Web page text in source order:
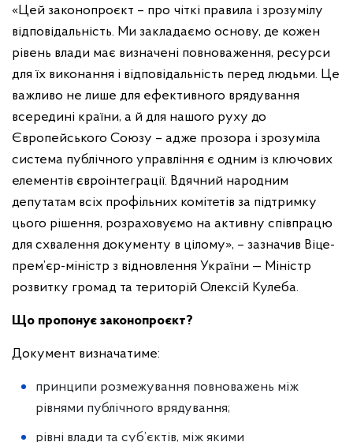
«Цей законопроєкт – про чіткі правила і зрозумілу
відповідальність. Ми закладаємо основу, де кожен
рівень влади має визначені повноваження, ресурси
для їх виконання і відповідальність перед людьми. Це
важливо не лише для ефективного врядування
всередині країни, а й для нашого руху до
Європейського Союзу – адже прозора і зрозуміла
система публічного управління є одним із ключових
елементів євроінтеграції. Вдячний народним
депутатам всіх профільних комітетів за підтримку
цього рішення, розраховуємо на активну співпрацю
для схвалення документу в цілому», – зазначив Віце-
прем’єр-міністр з відновлення України — Міністр
розвитку громад та територій Олексій Кулеба.
Що пропонує законопроєкт?
Документ визначатиме:
принципи розмежування повноважень між
рівнями публічного врядування;
рівні влади та суб’єктів, між якими